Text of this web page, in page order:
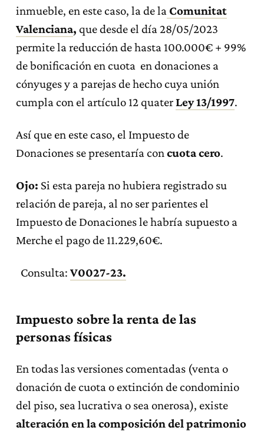
inmueble, en este caso, la de la Comunitat
Valenciana, que desde el día 28/05/2023
permite la reducción de hasta 100.000€ + 99%
de bonificación en cuota en donaciones a
cónyuges y a parejas de hecho cuya unión
cumpla con el artículo 12 quaterLey 13/1997.
Así que en este caso, el Impuesto de
Donaciones se presentaría con cuota cero.
Ojo: Si esta pareja no hubiera registrado su
relación de pareja, al no ser parientes el
Impuesto de Donaciones le habría supuesto a
Merche el pago de 11.229,60€.
Consulta: V0027-23.
Impuesto sobre la renta de las
personas físicas
En todas las versiones comentadas (venta o
donación de cuota o extinción de condominio
del piso, sea lucrativa o sea onerosa), existe
alteración en la composición del patrimonio